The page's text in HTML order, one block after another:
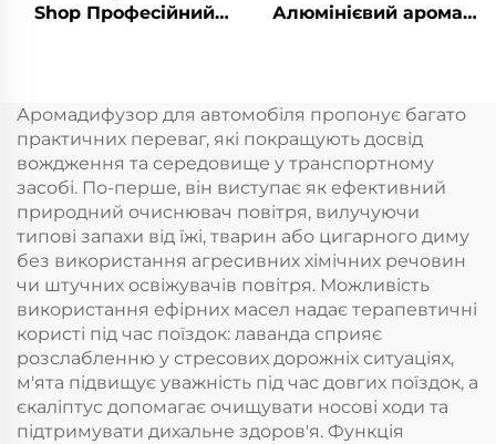
Shop Професійний
Готельний ароматний
апарат
Алюмінієвий аромат
аромат Безводний
hvac Диффузер
Готель
Аромадифузор для автомобіля пропонує багато
практичних переваг, які покращують досвід
вождження та середовище у транспортному
засобі. По-перше, він виступає як ефективний
природний очиснювач повітря, вилучуючи
типові запахи від їжі, тварин або цигарного диму
без використання агресивних хімічних речовин
чи штучних освіжувачів повітря. Можливість
використання ефірних масел надає терапевтичні
користі під час поїздок: лаванда сприяє
розслабленню у стресових дорожніх ситуаціях,
м'ята підвищує уважність під час довгих поїздок, а
єкаліптус допомагає очищувати носові ходи та
підтримувати дихальне здоров'я. Функція